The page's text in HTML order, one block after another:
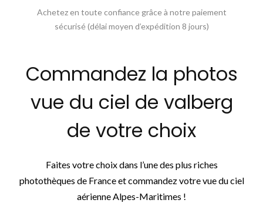
Achetez en toute confiance grâce à notre paiement
sécurisé (délai moyen d’expédition 8 jours)
Commandez la photos
vue du ciel de valberg
de votre choix
Faites votre choix dans l’une des plus riches
photothèques de France et commandez votre vue du ciel
aérienne Alpes-Maritimes !